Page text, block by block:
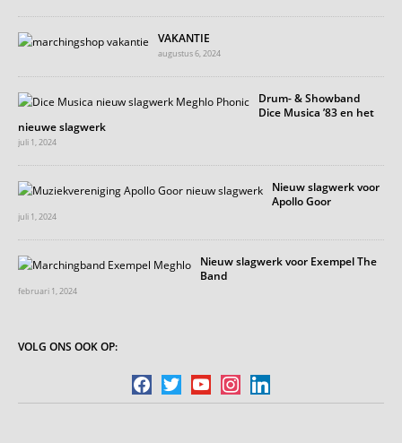
VAKANTIE
augustus 6, 2024
Drum- & Showband
Dice Musica ’83 en het
nieuwe slagwerk
juli 1, 2024
Nieuw slagwerk voor
Apollo Goor
juli 1, 2024
Nieuw slagwerk voor Exempel The
Band
februari 1, 2024
VOLG ONS OOK OP:
facebook
twitter youtubeinstagramlinkedin